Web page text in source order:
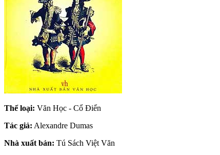
Thể loại: Văn Học - Cổ Điển
Tác giả: Alexandre Dumas
Nhà xuất bản: Tú Sách Việt Văn